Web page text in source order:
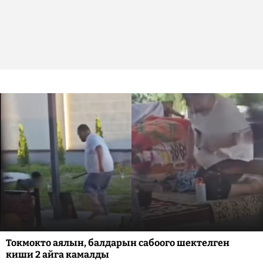
Токмокто аялын, балдарын сабоого шектелген
киши 2 айга камалды